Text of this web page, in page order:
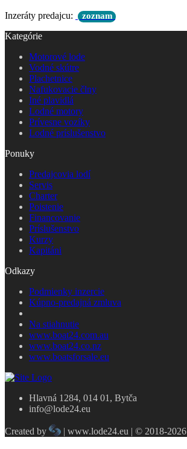
Inzeráty predajcu: zoznam
Kategórie
Motorové lode
Vodné skútre
Plachetnice
Nafukovacie člny
Iné plavidlá
Lodné motory
Prívesne vozíky
Lodné príslušenstvo
Ponuky
Predajcovia lodí
Servis
Charter
Poistenie
Financovanie
Príslušenstvo
Kurzy
Kapitáni
Odkazy
Podmienky inzercie
Kúpno-predajná zmluva
Na stiahnutie
www.boat24.com.au
www.boat24.co.nz
www.boatsforsale.eu
Hlavná 1284, 014 01, Bytča
info@lode24.eu
Created by | www.lode24.eu | © 2018-2026